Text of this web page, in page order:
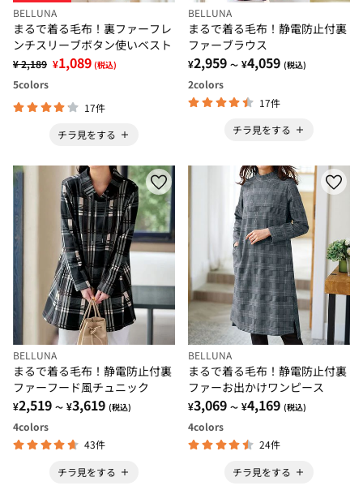
BELLUNA
まるで着る毛布！裏ファーフレ
ンチスリーブボタン使いベスト
¥ 2,189 ¥1,089 (税込)
5colors
17件
チラ見をする
BELLUNA
まるで着る毛布！静電防止付裏
ファーブラウス
¥2,959 ～ ¥4,059 (税込)
2colors
17件
チラ見をする
BELLUNA
まるで着る毛布！静電防止付裏
ファーフード風チュニック
¥2,519 ～ ¥3,619 (税込)
4colors
43件
チラ見をする
BELLUNA
まるで着る毛布！静電防止付裏
ファーお出かけワンピース
¥3,069 ～ ¥4,169 (税込)
4colors
24件
チラ見をする